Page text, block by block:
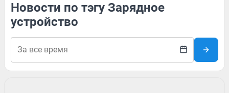
Новости по тэгу Зарядное
устройство